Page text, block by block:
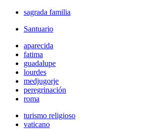
sagrada familia
Santuario
aparecida
fatima
guadalupe
lourdes
medjugorje
peregrinación
roma
turismo religioso
vaticano